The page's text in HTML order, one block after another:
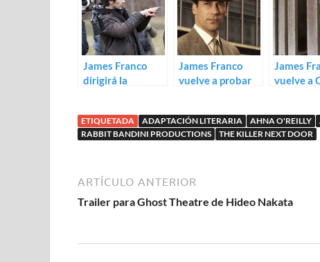
James Franco
dirigirá la
James Franco
vuelve a probar
James
vuelve a
God
ETIQUETADA ADAPTACIÓN LITERARIA AHNA O'REILLY
RABBIT BANDINI PRODUCTIONS
THE KILLER NEXT DOOR
ARTÍCULO ANTERIOR
Trailer para Ghost Theatre de Hideo Nakata